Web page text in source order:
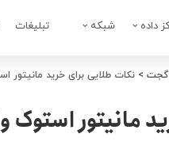
داده شبکه تبلیغات
گجت > نکات طلایی برای خرید
مانیتور استوک